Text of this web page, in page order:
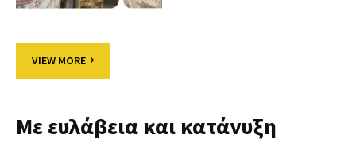
VIEW MORE
Με ευλάβεια και κατάνυξη